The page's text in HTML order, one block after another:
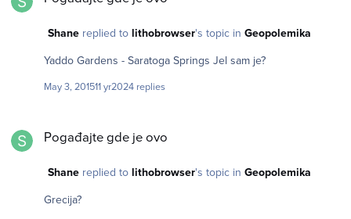
Shanereplied to lithobrowser's topic in Geopolemika
Yaddo Gardens - Saratoga Springs Jel sam je?
May 3, 201511 yr2024 replies
Pogađajte gde je ovo
Shanereplied to lithobrowser's topic in Geopolemika
Grecija?